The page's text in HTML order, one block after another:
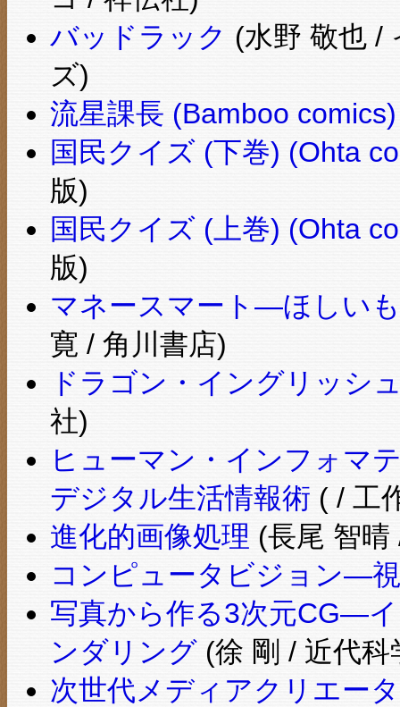
バッドラック (水野 敬也 /
ズ)
流星課長 (Bamboo comics)
国民クイズ (下巻) (Ohta
版)
国民クイズ (上巻) (Ohta
版)
マネースマート―ほしい
寛 / 角川書店)
ドラゴン・イングリッシ
社)
ヒューマン・インフォマ
デジタル生活情報術 ( / 工
進化的画像処理 (長尾 智晴
コンピュータビジョン―
写真から作る3次元CG―
ンダリング(徐 剛 / 近代科
次世代メディアクリエー